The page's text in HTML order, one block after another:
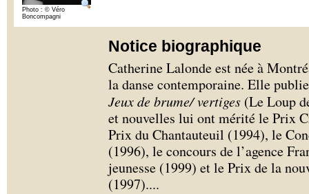
Photo : © Véro
Boncompagni
Notice biographique
Catherine Lalonde est née à
la danse contemporaine. Elle
Jeux de brume/ vertiges (Le Loup
et nouvelles lui ont mérité le Prix
Prix du Chantauteuil (1994), le
(1996), le concours de l’agence
jeunesse (1999) et le Prix de la
(1997)....